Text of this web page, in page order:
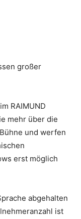
großer
RAIMUND
mehr über die
und werfen
erst möglich
abgehalten
ist